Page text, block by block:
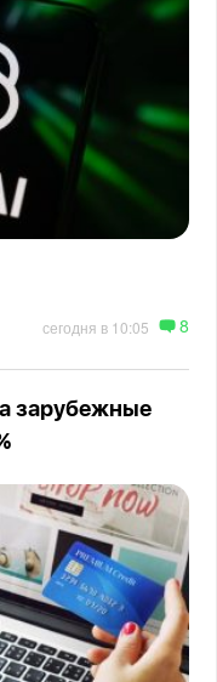
сегодня в 10:05 8
зарубежные